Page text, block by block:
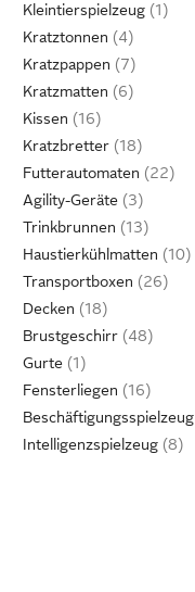
Kleintierspielzeug
Kratztonnen
Kratzpappen
Kratzmatten
Kissen
Kratzbretter
Futterautomaten
Agility-Geräte
Trinkbrunnen
Haustierkühlmatten
Transportboxen
Decken
Brustgeschirr
Gurte
Fensterliegen
Beschäftigungsspielzeug
Intelligenzspielzeug